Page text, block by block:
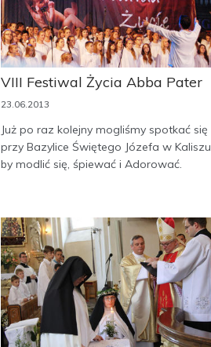
VIII Festiwal Życia Abba Pater
23.06.2013
Już po raz kolejny mogliśmy spotkać się
przy Bazylice Świętego Józefa w Kaliszu
by modlić się, śpiewać i Adorować.